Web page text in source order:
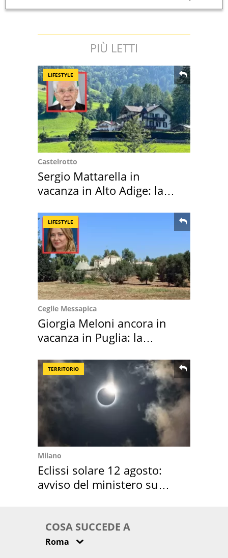
PIÙ LETTI
LIFESTYLE
Castelrotto
Sergio Mattarella in
vacanza in Alto Adige: la
LIFESTYLE
Ceglie Messapica
Giorgia Meloni ancora in
vacanza in Puglia: la
TERRITORIO
Milano
Eclissi solare 12 agosto:
avviso del ministero su